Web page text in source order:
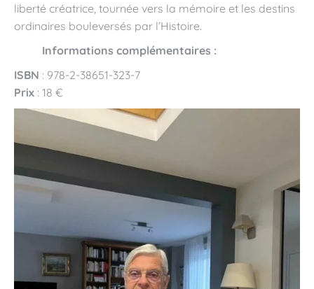
liberté créatrice, tournée vers la mémoire et les destins
ordinaires bouleversés par l’Histoire.
Informations complémentaires :
ISBN : 978-2-38651-323-7
Prix : 18 €